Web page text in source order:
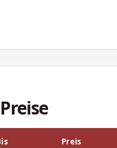
Sie während Ihres
des Preises) in
egal aus welchem
Preis